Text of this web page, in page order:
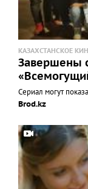
КАЗАХСТАНСКОЕ
Завершены
Сериал могут
Brod.kz